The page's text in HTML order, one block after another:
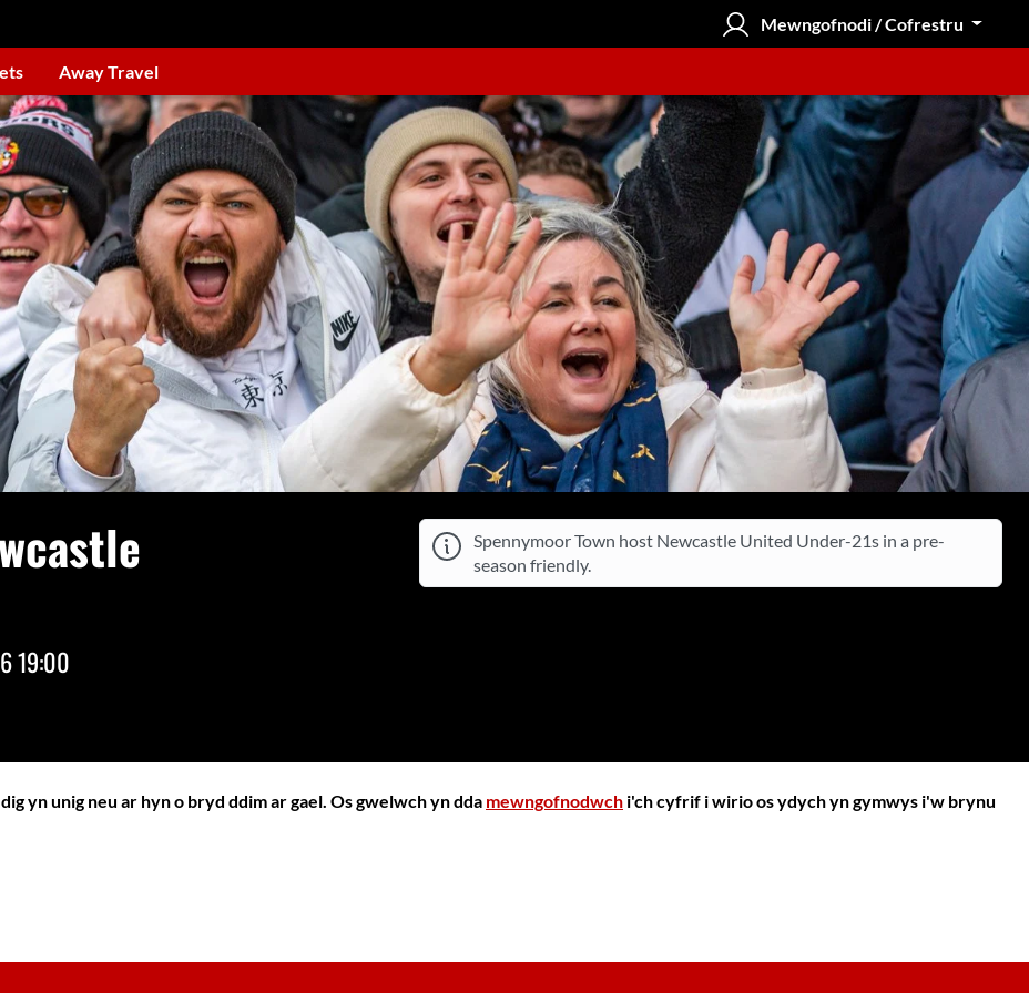
Mewngofnodi / Cofrestru
Away Travel
19:00
Spennymoor Town host Newcastle United Under-21s in a pre-
season friendly.
yn unig neu ar hyn o bryd ddim ar gael. Os gwelwch yn dda mewngofnodwch i'ch cyfrif i wirio os ydych yn gymwys i'w brynu